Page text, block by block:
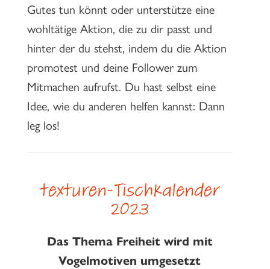
Gutes tun könnt oder unterstütze eine
wohltätige Aktion, die zu dir passt und
hinter der du stehst, indem du die Aktion
promotest und deine Follower zum
Mitmachen aufrufst. Du hast selbst eine
Idee, wie du anderen helfen kannst: Dann
leg los!
texturen-Tischkalender
2023
Das Thema Freiheit wird mit
Vogelmotiven umgesetzt